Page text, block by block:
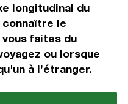
longitudinal du
le
faites du
ou lorsque
à l’étranger.